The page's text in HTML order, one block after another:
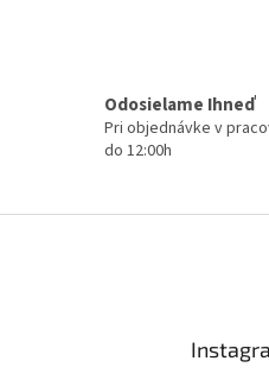
Odosielame Ihneď
Pri objednávke v
do 12:00h